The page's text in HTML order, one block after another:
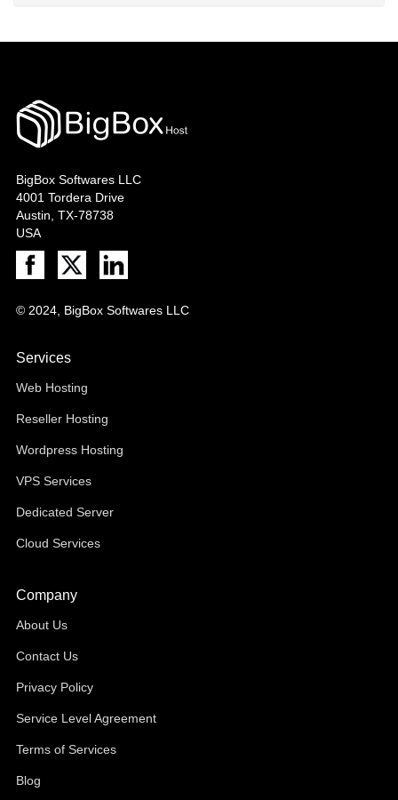
BigBox Softwares LLC
4001 Tordera Drive
Austin, TX-78738
USA
© 2024, BigBox Softwares LLC
Services
Web Hosting
Reseller Hosting
Wordpress Hosting
VPS Services
Dedicated Server
Cloud Services
Company
About Us
Contact Us
Privacy Policy
Service Level Agreement
Terms of Services
Blog